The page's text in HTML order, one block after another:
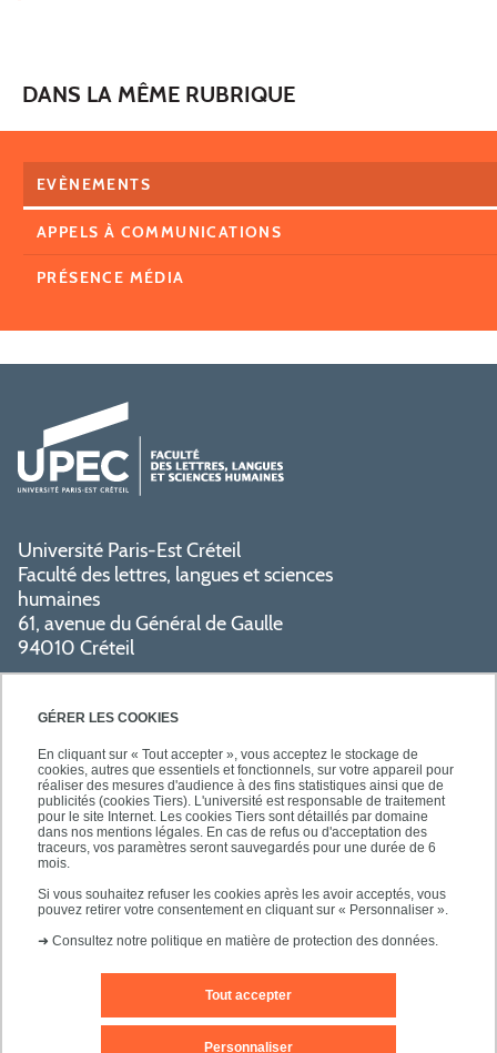
GÉRER LES COOKIES
En cliquant sur « Tout accepter », vous acceptez le stockage de
cookies, autres que essentiels et fonctionnels, sur votre appareil pour
réaliser des mesures d'audience à des fins statistiques ainsi que de
publicités (cookies Tiers). L'université est responsable de traitement
pour le site Internet. Les cookies Tiers sont détaillés par domaine
dans nos mentions légales. En cas de refus ou d'acceptation des
traceurs, vos paramètres seront sauvegardés pour une durée de 6
mois.
Si vous souhaitez refuser les cookies après les avoir acceptés, vous
pouvez retirer votre consentement en cliquant sur « Personnaliser ».
➜ Consultez notre politique en matière de protection des données.
Tout accepter
Personnaliser
DANS LA MÊME RUBRIQUE
EVÈNEMENTS
APPELS À COMMUNICATIONS
PRÉSENCE MÉDIA
Université Paris-Est Créteil
Faculté des lettres, langues et sciences
humaines
61, avenue du Général de Gaulle
94010 Créteil
PRATIQUE
SUIVEZ-NOUS
Contact